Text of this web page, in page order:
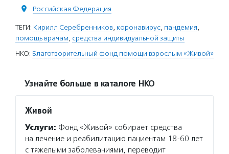
Российская Федерация
ТЕГИ: Кирилл Серебренников, коронавирус, пандемия,
помощь врачам, средства индивидуальной защиты
НКО: Благотворительный фонд помощи взрослым «Живой»
Узнайте больше в каталоге НКО
Живой
Услуги: Фонд «Живой» собирает средства
на лечение и реабилитацию пациентам 18-60 лет
с тяжелыми заболеваниями, переводит